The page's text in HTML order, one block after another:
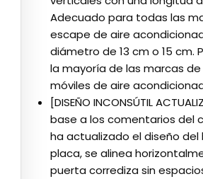
Adecuado para todas las
escape de aire
diámetro de 13 cm o 15 cm.
la mayoría de las marcas
móviles de aire
[DISEÑO INCONSÚTIL
base a los comentarios del
ha actualizado el diseño del
placa, se alinea
puerta corrediza sin